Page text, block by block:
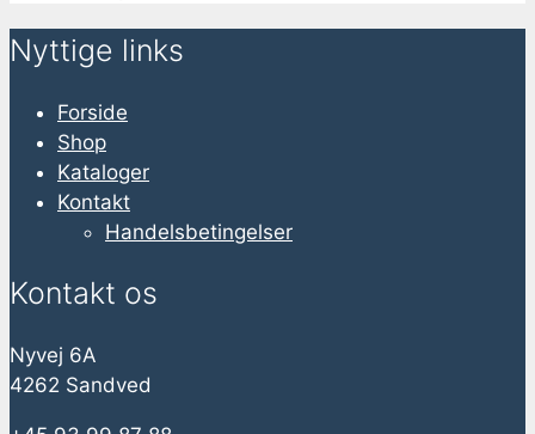
Nyttige links
Forside
Shop
Kataloger
Kontakt
Handelsbetingelser
Kontakt os
Nyvej 6A
4262 Sandved